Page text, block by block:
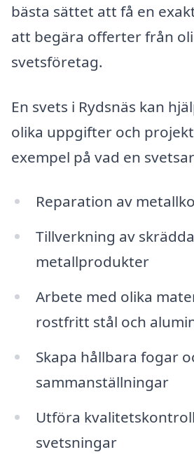
bästa sättet att få en
att begära offerter från
svetsföretag.
En svets i Rydsnäs kan
olika uppgifter och
exempel på vad en
Reparation av
Tillverkning av
metallprodukter
Arbete med olika
rostfritt stål och
Skapa hållbara fogar
sammanställningar
Utföra
svetsningar